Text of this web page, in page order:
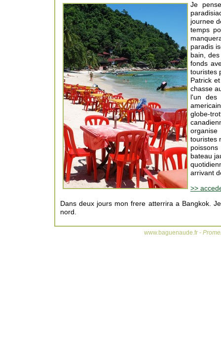
Je
journee
temps
paradis
bain,
fonds
touristes
Patrick
chasse
l'un des
globe-
organise
touristes
bateau
arrivant
>>
Dans deux jours mon frere atterrira a Bangkok.
nord.
www.baguenaude.fr -